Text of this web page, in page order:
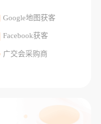
Google地图获客
Facebook获客
广交会采购商